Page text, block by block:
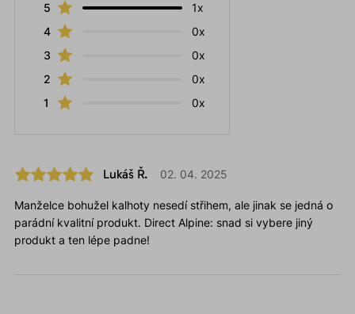
5
1x
4
0x
3
0x
2
0x
1
0x
Lukáš Ř. 02. 04. 2025
Manželce bohužel kalhoty nesedí střihem, ale jinak se jedná o
parádní kvalitní produkt. Direct Alpine: snad si vybere jiný
produkt a ten lépe padne!